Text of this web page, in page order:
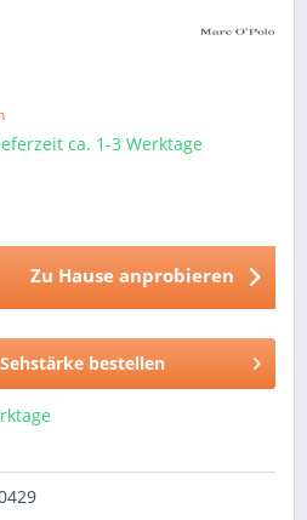
ca. 1-3 Werktage
Zu Hause anprobieren
bestellen